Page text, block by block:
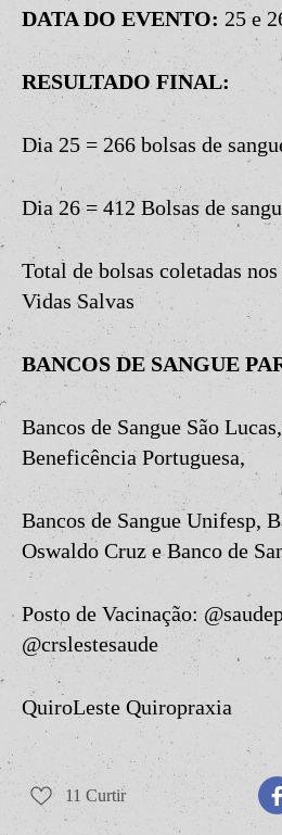
DATA DO EVENTO: 25 e
RESULTADO FINAL:
Dia 25 = 266 bolsas de
Dia 26 = 412 Bolsas de
Total de bolsas coletadas
Vidas Salvas
BANCOS DE SANGUE
Bancos de Sangue São
Beneficência Portuguesa,
Bancos de Sangue Unifesp,
Oswaldo Cruz e Banco de
Posto de Vacinação:
@crslestesaude
QuiroLeste Quiropraxia
11 Curtir